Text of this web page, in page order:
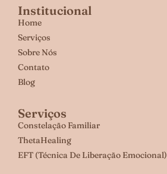
Institucional
Home
Serviços
Sobre Nós
Contato
Blog
Serviços
Constelação Familiar
ThetaHealing
EFT (Técnica De Liberação Emocional)